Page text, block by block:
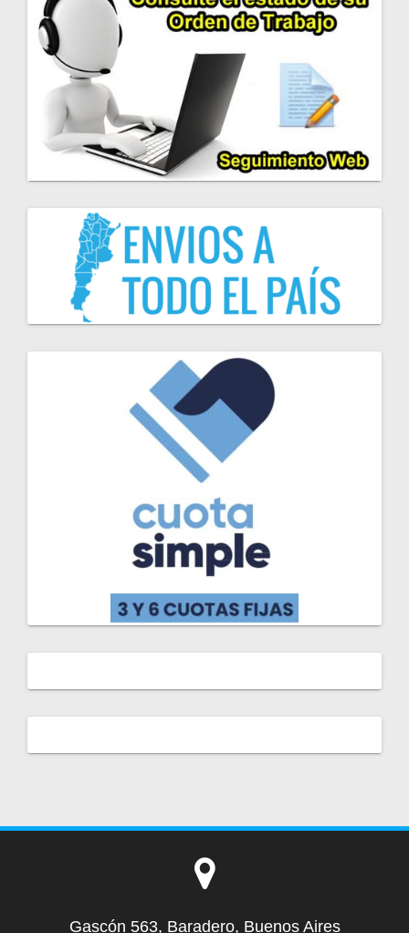
Gascón 563, Baradero, Buenos Aires